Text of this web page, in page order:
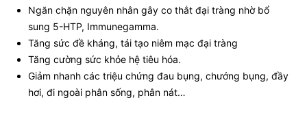
Ngăn chặn nguyên nhân gây co thắt đại tràng nhờ bổ
sung 5-HTP, Immunegamma.
Tăng sức đề kháng, tái tạo niêm mạc đại tràng
Tăng cường sức khỏe hệ tiêu hóa.
Giảm nhanh các triệu chứng đau bụng, chướng bụng, đầy
hơi, đi ngoài phân sống, phân nát…